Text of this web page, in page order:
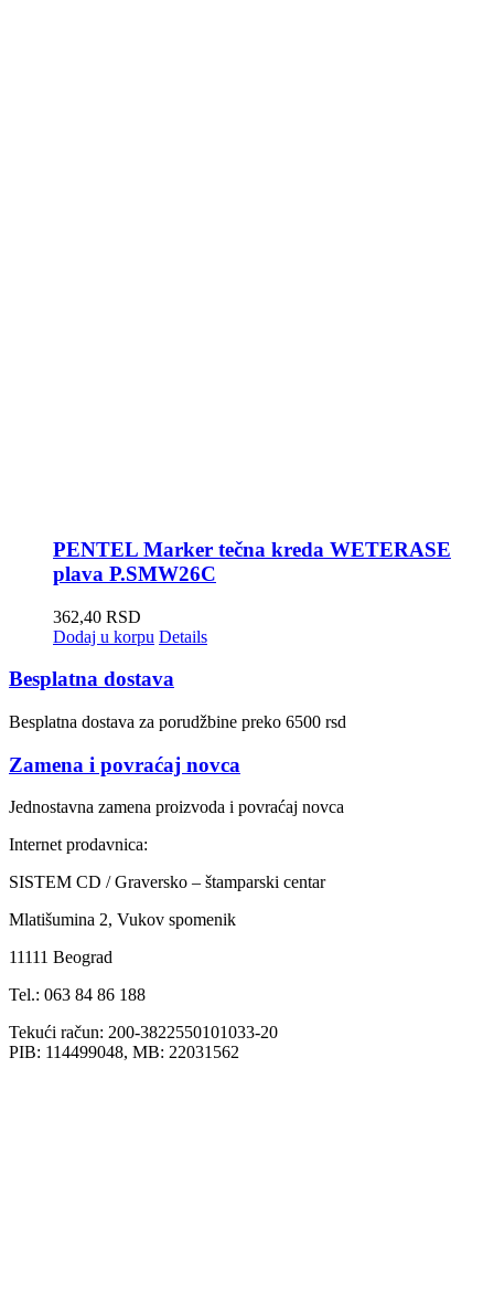
PENTEL Marker tečna kreda WETERASE
plava P.SMW26C
362,40 RSD
Dodaj u korpu Details
Besplatna dostava
Besplatna dostava za porudžbine preko 6500 rsd
Zamena i povraćaj novca
Jednostavna zamena proizvoda i povraćaj novca
Internet prodavnica:
SISTEM CD / Graversko – štamparski centar
Mlatišumina 2, Vukov spomenik
11111 Beograd
Tel.: 063 84 86 188
Tekući račun: 200-3822550101033-20
PIB: 114499048, MB: 22031562